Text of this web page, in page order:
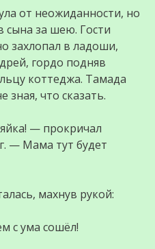
от неожиданности, но
сына за шею. Гости
захлопал в ладоши,
гордо подняв
коттеджа. Тамада
зная, что сказать.
— прокричал
— Мама тут будет
махнув рукой:
с ума сошёл!